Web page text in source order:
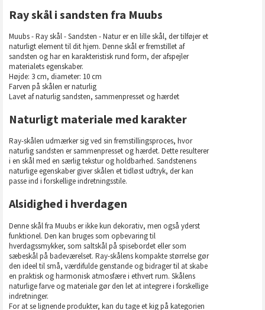
Ray skål i sandsten fra Muubs
Muubs - Ray skål - Sandsten - Natur er en lille skål, der tilføjer et
naturligt element til dit hjem. Denne skål er fremstillet af
sandsten og har en karakteristisk rund form, der afspejler
materialets egenskaber.
Højde: 3 cm, diameter: 10 cm
Farven på skålen er naturlig
Lavet af naturlig sandsten, sammenpresset og hærdet
Naturligt materiale med karakter
Ray-skålen udmærker sig ved sin fremstillingsproces, hvor
naturlig sandsten er sammenpresset og hærdet. Dette resulterer
i en skål med en særlig tekstur og holdbarhed. Sandstenens
naturlige egenskaber giver skålen et tidløst udtryk, der kan
passe ind i forskellige indretningsstile.
Alsidighed i hverdagen
Denne skål fra Muubs er ikke kun dekorativ, men også yderst
funktionel. Den kan bruges som opbevaring til
hverdagssmykker, som saltskål på spisebordet eller som
sæbeskål på badeværelset. Ray-skålens kompakte størrelse gør
den ideel til små, værdifulde genstande og bidrager til at skabe
en praktisk og harmonisk atmosfære i ethvert rum. Skålens
naturlige farve og materiale gør den let at integrere i forskellige
indretninger.
For at se lignende produkter, kan du tage et kig på kategorien